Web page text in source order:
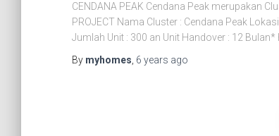
CENDANA PEAK Cendana Peak merupakan
PROJECT Nama Cluster : Cendana Peak
Jumlah Unit : 300 an Unit Handover : 12
By myhomes 6 years ago